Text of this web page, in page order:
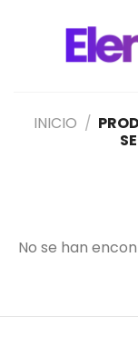
INICIO /
No se han